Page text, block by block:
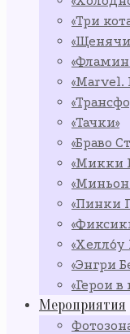
«Три
«Marvel.
«Тачки»
«Браво
«Микки
«Пинки
«Энгри
«Герои
Мероприятия